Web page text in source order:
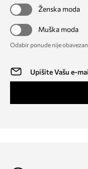
Ženska moda
Muška moda
Odabir ponude nije obavezan